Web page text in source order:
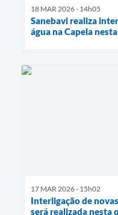
18 MAR 2026 - 14h05
Sanebavi realiza
água na Capela
17 MAR 2026 - 15h02
Interligação de
será realizada nesta